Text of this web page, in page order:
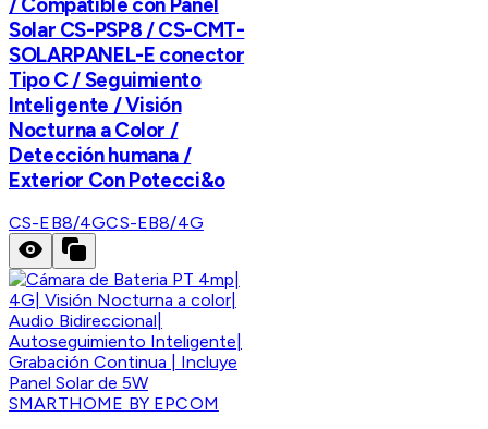
Solar CS-PSP8 / CS-CMT-
SOLARPANEL-E conector
Tipo C / Seguimiento
Inteligente / Visión
Nocturna a Color /
Detección humana /
Exterior Con Potecci&o
CS-EB8/4GCS-EB8/4G
SMARTHOME BY EPCOM